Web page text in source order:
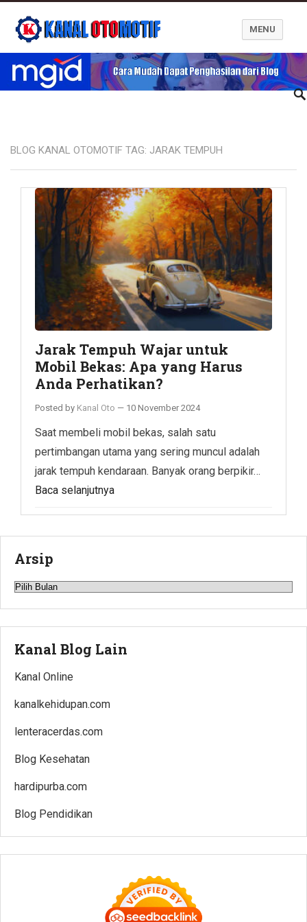
Blog Kanal Otomotif
MENU
BLOG KANAL OTOMOTIF TAG: JARAK TEMPUH
Jarak Tempuh Wajar untuk
Mobil Bekas: Apa yang Harus
Anda Perhatikan?
Posted by Kanal Oto — 10 November 2024
Saat membeli mobil bekas, salah satu
pertimbangan utama yang sering muncul adalah
jarak tempuh kendaraan. Banyak orang berpikir…
Baca selanjutnya
Arsip
Arsip
Kanal Blog Lain
Kanal Online
kanalkehidupan.com
lenteracerdas.com
Blog Kesehatan
hardipurba.com
Blog Pendidikan